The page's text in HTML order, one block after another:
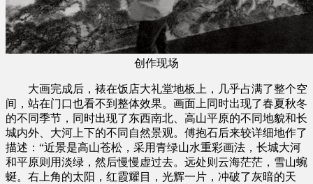
创作现场
大画完成后，裱在饭店大礼堂地板上，几乎占满了整个空
间，站在门口也看不到整体效果。画面上同时出现了春夏秋冬
的不同季节，同时出现了东西南北、高山平原的不同地貌和长
城内外、大河上下的不同自然景观。傅抱石后来较详细地作了
描述：“近景是高山苍松，采用青绿山水重彩画法，长城大河
和平原则用淡绿，然后慢慢虚过去。远处则云海茫茫，雪山蜿
蜒。右上角的太阳，红霞耀目，光辉一片，冲破了灰暗的天